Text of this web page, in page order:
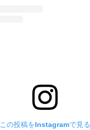
この投稿をInstagramで見る